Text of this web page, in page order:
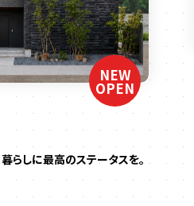
NEW
OPEN
らしに最高のステータスを。